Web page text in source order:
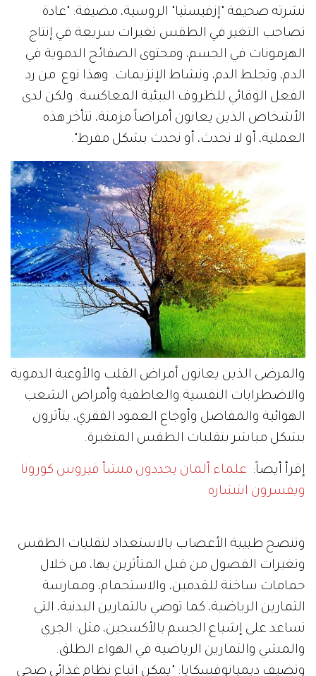
نشرته صحيفة "إزفيستيا" الروسية، مضيفة: "عادة
تصاحب التغير في الطقس تغيرات سريعة في إنتاج
الهرمونات في الجسم، ومحتوى الصفائح الدموية في
الدم، وتجلط الدم، ونشاط الإنزيمات. وهذا نوع من رد
الفعل الوقائي للظروف البيئية المعاكسة. ولكن لدى
الأشخاص الذين يعانون أمراضاً مزمنة، تتأخر هذه
العملية، أو لا تحدث، أو تحدث بشكل مفرط".
والمرضى الذين يعانون أمراض القلب والأوعية الدموية
والاضطرابات النفسية والعاطفية وأمراض الشعب
الهوائية والمفاصل وأوجاع العمود الفقري، يتأثرون
بشكل مباشر بتقلبات الطقس المتغيرة.
إقرأ أيضاً: علماء ألمان يحددون منشأ فيروس كورونا
ويفسرون انتشاره
وتنصح طبيبة الأعصاب بالاستعداد لتقلبات الطقس
وتغيرات الفصول من قبل المتأثرين بها، من خلال
حمامات ساخنة للقدمين، والاستحمام، وممارسة
التمارين الرياضية، كما توصي بالتمارين البدنية، التي
تساعد على إشباع الجسم بالأكسجين، مثل: الجري
والمشي والتمارين الرياضية في الهواء الطلق.
وتضيف ديميانوفسكايا: "يمكن اتباع نظام غذائي صحي